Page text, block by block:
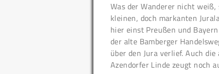
Was der Wanderer nicht
kleinen, doch markanten
hier einst Preußen und
der alte Bamberger
über den Jura verlief. Auch
Azendorfer Linde zeugt noch